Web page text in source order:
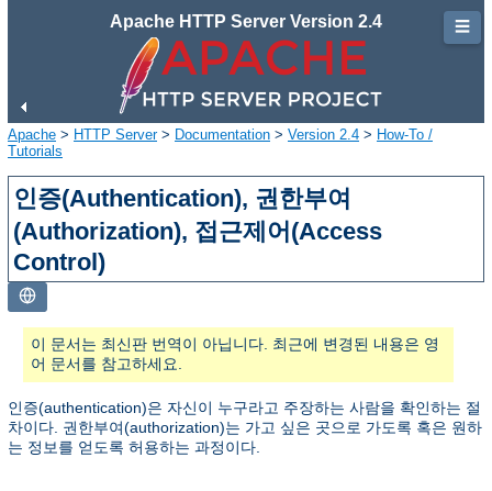
Apache HTTP Server Version 2.4
Apache > HTTP Server> Documentation > Version 2.4 > How-To /
Tutorials
인증(Authentication), 권한부여
(Authorization), 접근제어(Access
Control)
이 문서는 최신판 번역이 아닙니다. 최근에 변경된 내용은 영
어 문서를 참고하세요.
인증(authentication)은 자신이 누구라고 주장하는 사람을 확인하는 절
차이다. 권한부여(authorization)는 가고 싶은 곳으로 가도록 혹은 원하
는 정보를 얻도록 허용하는 과정이다.
☰